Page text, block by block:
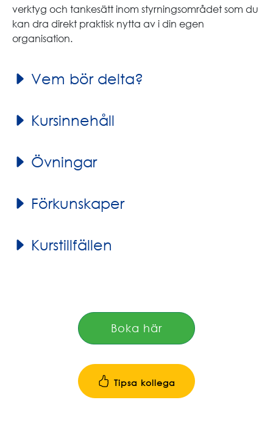
verktyg och tankesätt inom styrningsområdet som du
kan dra direkt praktisk nytta av i din egen
organisation.
Vem bör delta?
Kursinnehåll
Övningar
Förkunskaper
Kurstillfällen
Boka här
Tipsa kollega